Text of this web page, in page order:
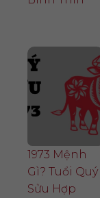
1973 Mệnh
Gì? Tuổi Quý
Sửu Hợp